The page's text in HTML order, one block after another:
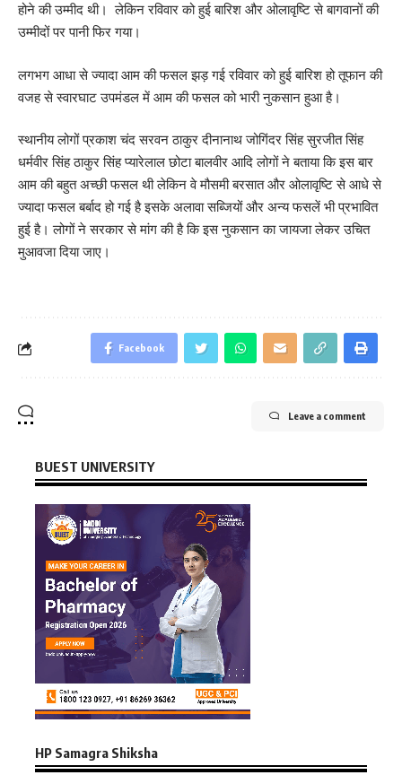
होने की उम्मीद थी। लेकिन रविवार को हुई बारिश और ओलावृष्टि से बागवानों की
उम्मीदों पर पानी फिर गया।
लगभग आधा से ज्यादा आम की फसल झड़ गई रविवार को हुई बारिश हो तूफान की
वजह से स्वारघाट उपमंडल में आम की फसल को भारी नुकसान हुआ है।
स्थानीय लोगों प्रकाश चंद सरवन ठाकुर दीनानाथ जोगिंदर सिंह सुरजीत सिंह
धर्मवीर सिंह ठाकुर सिंह प्यारेलाल छोटा बालवीर आदि लोगों ने बताया कि इस बार
आम की बहुत अच्छी फसल थी लेकिन वे मौसमी बरसात और ओलावृष्टि से आधे से
ज्यादा फसल बर्बाद हो गई है इसके अलावा सब्जियों और अन्य फसलें भी प्रभावित
हुई है। लोगों ने सरकार से मांग की है कि इस नुकसान का जायजा लेकर उचित
मुआवजा दिया जाए।
Facebook
Leave a comment
BUEST UNIVERSITY
HP Samagra Shiksha